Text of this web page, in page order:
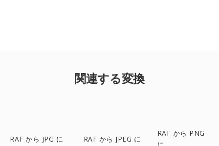
関連する変換
RAF から JPG に RAF から JPEG に
RAF から PNG